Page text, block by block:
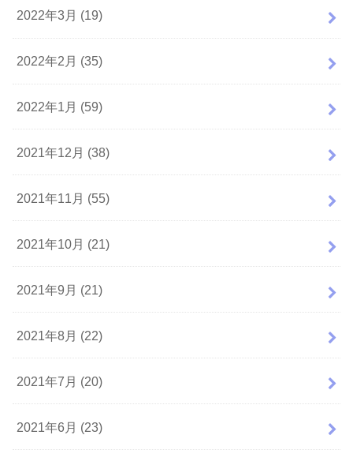
2022年3月 (19)
2022年2月 (35)
2022年1月 (59)
2021年12月 (38)
2021年11月 (55)
2021年10月 (21)
2021年9月 (21)
2021年8月 (22)
2021年7月 (20)
2021年6月 (23)